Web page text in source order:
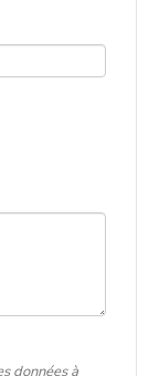
données à